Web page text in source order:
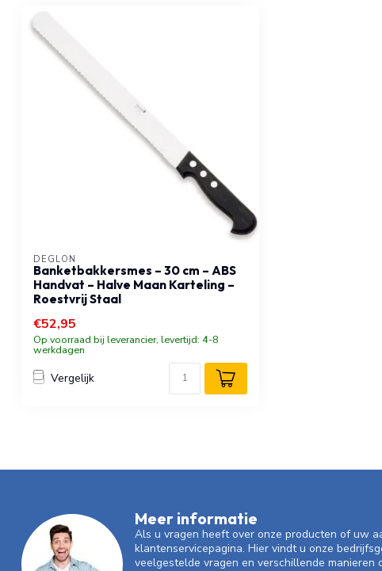
DÉGLON
Banketbakkersmes – 30 cm – ABS
Handvat – Halve Maan Karteling –
Roestvrij Staal
€52,95
Op voorraad bij leverancier, levertijd: 4-8
werkdagen
Vergelijk
Meer informatie
Als u vragen heeft over onze producten of uw
klantenservicepagina. Hier vindt u onze
veelgestelde vragen en verschillende manieren